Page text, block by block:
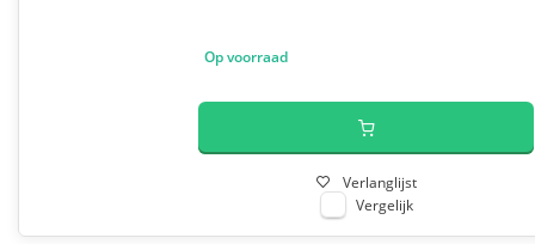
Op voorraad
Verlanglijst
Vergelijk